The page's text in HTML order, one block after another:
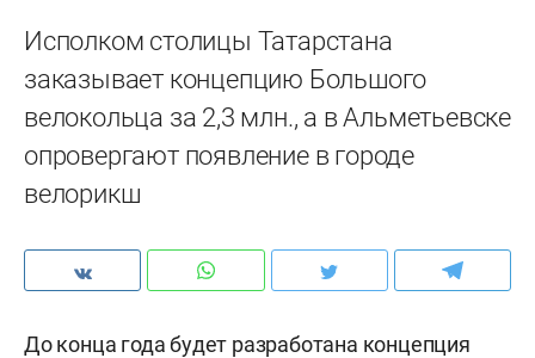
Исполком столицы Татарстана
заказывает концепцию Большого
велокольца за 2,3 млн., а в Альметьевске
опровергают появление в городе
велорикш
До конца года будет разработана концепция